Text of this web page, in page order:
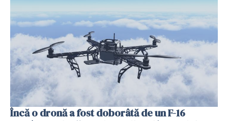
Încă o dronă a fost doborâtă de un F-16